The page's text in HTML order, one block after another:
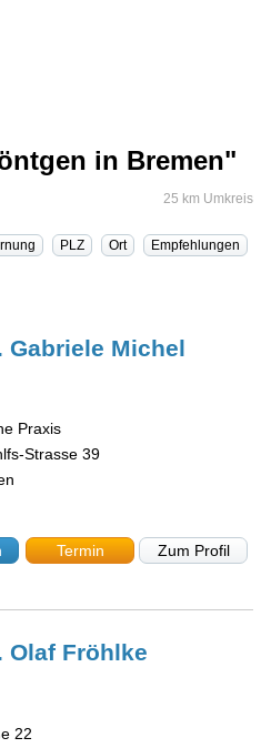
in Bremen"
25 km Umkreis
PLZ Ort
Empfehlungen
Gabriele Michel
Praxis
Strasse 39
Termin Zum Profil
Olaf Fröhlke
22